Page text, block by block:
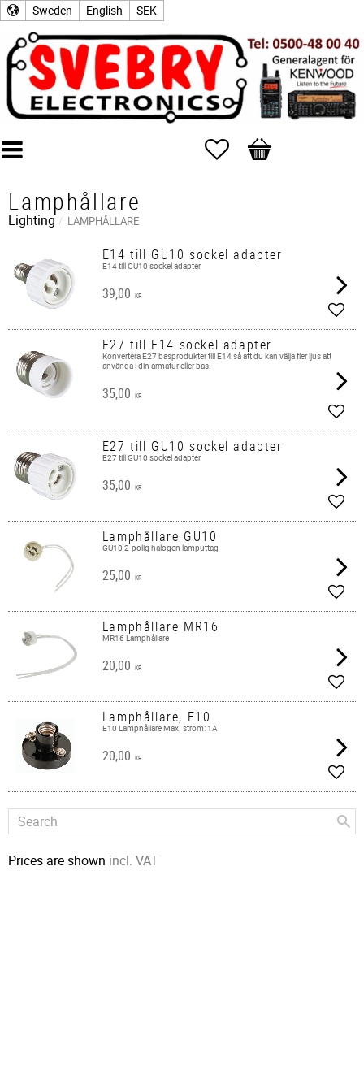
Sweden English SEK
Favorites
Basket
Lamphållare
Lighting LAMPHÅLLARE
E14 till GU10 sockel adapter
E14 till GU10 sockel adapter
39,00 KR
Add
E27 till E14 sockel adapter
Konvertera E27 basprodukter till E14 så att du kan välja fler ljus att
använda i din armatur eller bas.
35,00 KR
Add
E27 till GU10 sockel adapter
E27 till GU10 sockel adapter.
35,00 KR
Add
Lamphållare GU10
GU10 ​2-polig halogen lamputtag
25,00 KR
Add
Lamphållare MR16
MR16 Lamphållare
20,00 KR
Add
Lamphållare, E10
E10 Lamphållare Max. ström: 1A
20,00 KR
Add
Prices are shown incl. VAT